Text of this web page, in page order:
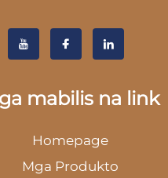
mabilis na link
Homepage
Mga Produkto